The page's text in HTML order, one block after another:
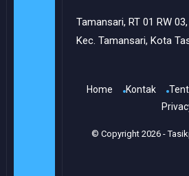
Tamansari, RT 01 RW
Kec. Tamansari, Kota
Home Kontak
© Copyright2026 -